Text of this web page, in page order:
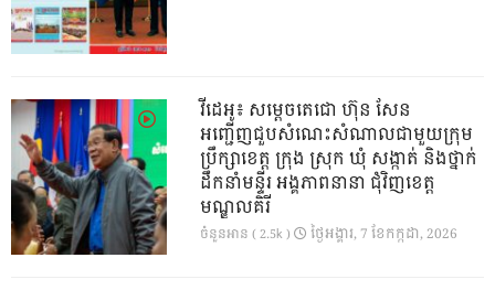
វីដេអូ៖ សម្តេចតេជោ ហ៊ុន សែន
អញ្ជើញជួបសំណេះសំណាលជាមួយក្រុម
ប្រឹក្សាខេត្ត ក្រុង ស្រុក ឃុំ សង្កាត់ និងថ្នាក់
ដឹកនាំមន្ទីរ អង្គភាពនានា ជុំវិញខេត្ត
មណ្ឌលគិរី
ចំនួនអាន ( 2.5k ) ថ្ងៃ​អង្គារ, 7 ខែ​កក្កដា, 2026